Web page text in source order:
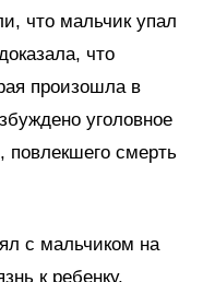
что мальчик упал
что
произошла в
уголовное
повлекшего смерть
с мальчиком на
к ребенку,